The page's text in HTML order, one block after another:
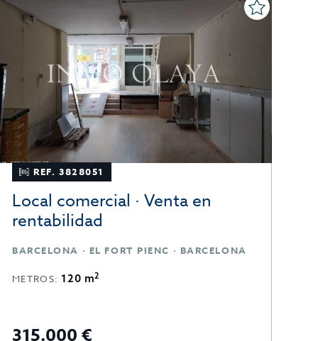
REF. 3828051
Local comercial · Venta en
rentabilidad
BARCELONA · EL FORT PIENC · BARCELONA
METROS: 120 m2
315.000 €